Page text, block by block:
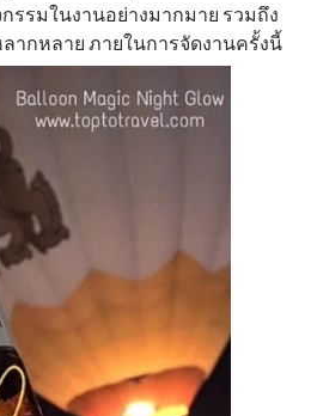
รรมในงานอย่างมากมาย รวมถึง
ากหลาย ภายในการจัดงานครั้งนี้